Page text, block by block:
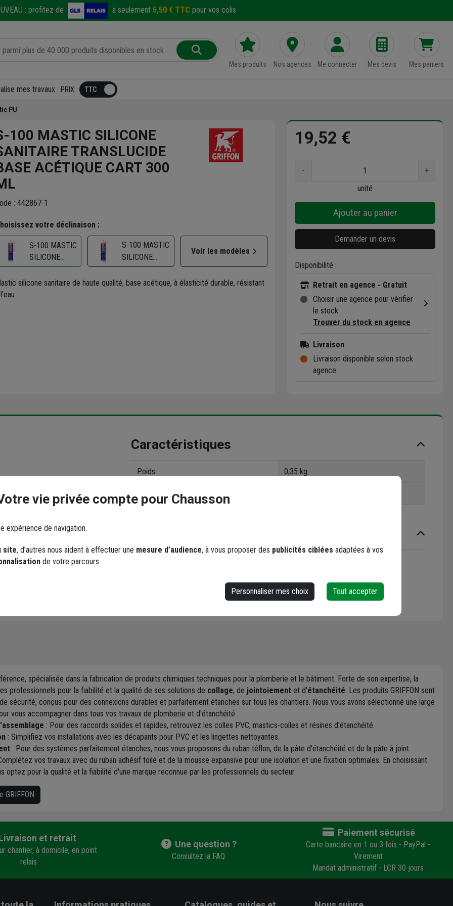
: profitez de à seulement 5,50 € TTC pour vos colis
Mes produits Nos agences Me connecter Mes devis Mes paniers
mes travaux PRIX
PU
100 MASTIC SILICONE
TRANSLUCIDE
ACÉTIQUE CART 300
: 442867-1
votre déclinaison :
S-100 MASTIC
SILICONE
SANITAIRE
TRANSLUCIDE
S-100 MASTIC
SILICONE
SANITAIRE
BLANC BASE
Voir les modèles
silicone sanitaire de haute qualité, base acétique, à élasticité durable, résistant
19,52 €
-
+
unité
Ajouter au panier
Demander un devis
Disponibilité :
Retrait en agence - Gratuit
Choisir une agence pour vérifier
le stock
Trouver du stock en agence
Livraison
Livraison disponible selon stock
agence
Caractéristiques
Poids 0,35 kg
Code fabricant
FDS (Fiche Données de Sécurité)
spécialisée dans la fabrication de produits chimiques techniques pour la plomberie et le bâtiment. Forte de son expertise, la
professionnels pour la fiabilité et la qualité de ses solutions de collage, de jointoiement et d'étanchéité . Les produits GRIFFON sont
sécurité, conçus pour des connexions durables et parfaitement étanches sur tous les chantiers. Nous vous avons sélectionné une large
vous accompagner dans tous vos travaux de plomberie et d'étanchéité :
: Pour des raccords solides et rapides, retrouvez les colles PVC, mastics-colles et résines d'étanchéité.
: Simplifiez vos installations avec les décapants pour PVC et les lingettes nettoyantes.
: Pour des systèmes parfaitement étanches, nous vous proposons du ruban téflon, de la pâte d'étanchéité et de la pâte à joint.
vos travaux avec du ruban adhésif toilé et de la mousse expansive pour une isolation et une fixation optimales. En choisissant
optez pour la qualité et la fiabilité d'une marque reconnue par les professionnels du secteur.
GRIFFON
et retrait
chantier, à domicile, en point
relais
Une question ?
Consultez la FAQ
Paiement sécurisé
Carte bancaire en 1 ou 3 fois - PayPal -
Virement
Mandat administratif - LCR 30 jours
vie privée compte pour Chausson
expérience de navigation.
site, d’autres nous aident à effectuer une mesure d’audience, à vous proposer des publicités ciblées adaptées à vos
de votre parcours.
Personnaliser mes choix Tout accepter